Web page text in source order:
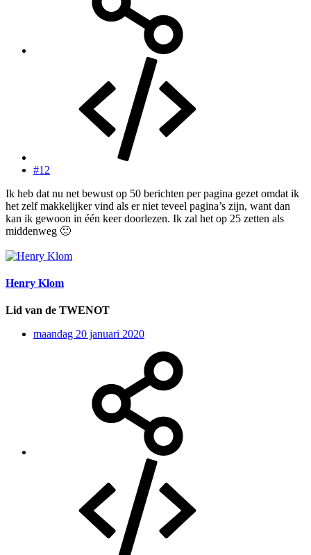
#12
Ik heb dat nu net bewust op 50 berichten per pagina gezet omdat ik
het zelf makkelijker vind als er niet teveel pagina’s zijn, want dan
kan ik gewoon in één keer doorlezen. Ik zal het op 25 zetten als
middenweg 🙂
Henry Klom
Lid van de TWENOT
maandag 20 januari 2020